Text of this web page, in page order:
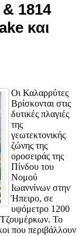
1814
και
Οι Καλαρρύτες
Βρίσκονται στις
δυτικές πλαγιές
της
γεωτεκτονικής
ζώνης της
οροσειράς της
Πίνδου του
Νομού
Ιωαννίνων στην
Ήπειρο, σε
υψόμετρο 1200
Τζουμέρκων. Το
που περιβάλλουν